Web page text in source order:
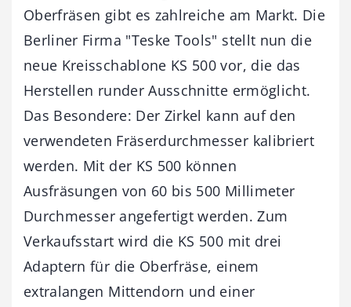
Oberfräsen gibt es zahlreiche am Markt. Die
Berliner Firma "Teske Tools" stellt nun die
neue Kreisschablone KS 500 vor, die das
Herstellen runder Ausschnitte ermöglicht.
Das Besondere: Der Zirkel kann auf den
verwendeten Fräserdurchmesser kalibriert
werden. Mit der KS 500 können
Ausfräsungen von 60 bis 500 Millimeter
Durchmesser angefertigt werden. Zum
Verkaufsstart wird die KS 500 mit drei
Adaptern für die Oberfräse, einem
extralangen Mittendorn und einer